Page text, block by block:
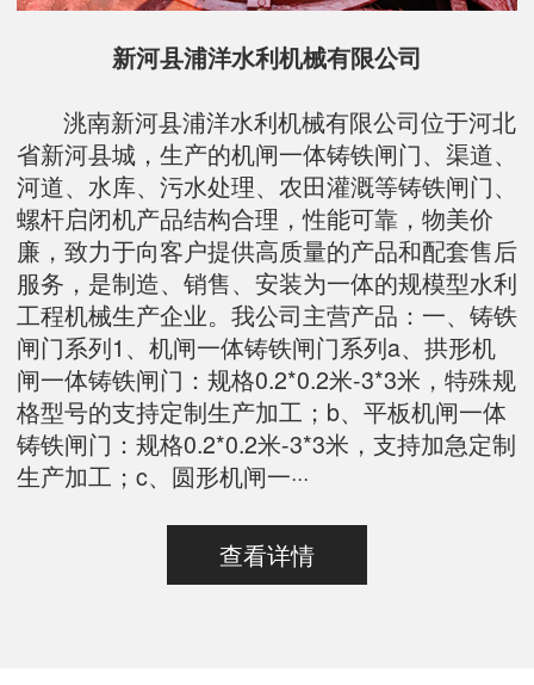
新河县浦洋水利机械有限公司
洮南新河县浦洋水利机械有限公司位于河北
省新河县城，生产的机闸一体铸铁闸门、渠道、
河道、水库、污水处理、农田灌溉等铸铁闸门、
螺杆启闭机产品结构合理，性能可靠，物美价
廉，致力于向客户提供高质量的产品和配套售后
服务，是制造、销售、安装为一体的规模型水利
工程机械生产企业。我公司主营产品：一、铸铁
闸门系列1、机闸一体铸铁闸门系列a、拱形机
闸一体铸铁闸门：规格0.2*0.2米-3*3米，特殊规
格型号的支持定制生产加工；b、平板机闸一体
铸铁闸门：规格0.2*0.2米-3*3米，支持加急定制
生产加工；c、圆形机闸一···
查看详情